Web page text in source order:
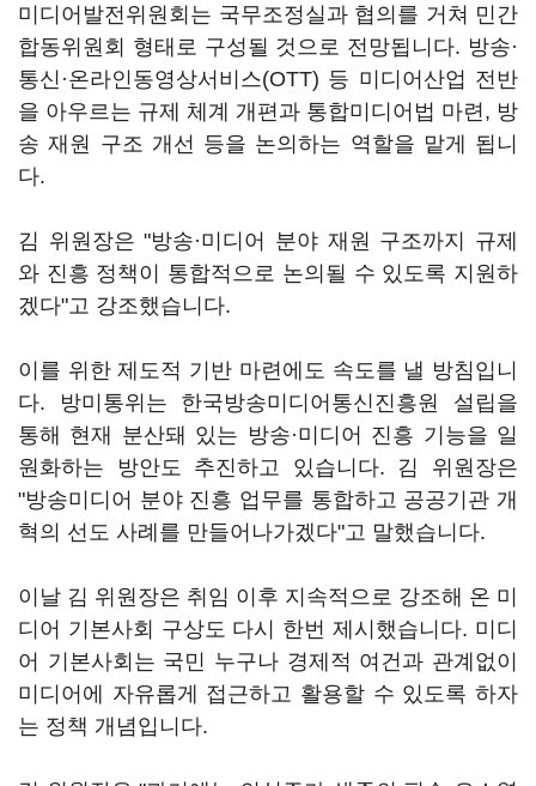
미디어발전위원회는 국무조정실과 협의를 거쳐 민간
합동위원회 형태로 구성될 것으로 전망됩니다. 방송·
통신·온라인동영상서비스(OTT) 등 미디어산업 전반
을 아우르는 규제 체계 개편과 통합미디어법 마련, 방
송 재원 구조 개선 등을 논의하는 역할을 맡게 됩니
다.
김 위원장은 "방송·미디어 분야 재원 구조까지 규제
와 진흥 정책이 통합적으로 논의될 수 있도록 지원하
겠다"고 강조했습니다.
이를 위한 제도적 기반 마련에도 속도를 낼 방침입니
다. 방미통위는 한국방송미디어통신진흥원 설립을
통해 현재 분산돼 있는 방송·미디어 진흥 기능을 일
원화하는 방안도 추진하고 있습니다. 김 위원장은
"방송미디어 분야 진흥 업무를 통합하고 공공기관 개
혁의 선도 사례를 만들어나가겠다"고 말했습니다.
이날 김 위원장은 취임 이후 지속적으로 강조해 온 미
디어 기본사회 구상도 다시 한번 제시했습니다. 미디
어 기본사회는 국민 누구나 경제적 여건과 관계없이
미디어에 자유롭게 접근하고 활용할 수 있도록 하자
는 정책 개념입니다.